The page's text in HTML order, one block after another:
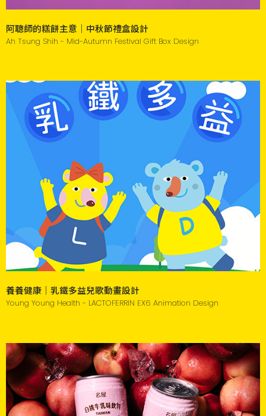
阿聰師的糕餅主意｜中秋節禮盒設計
Ah Tsung Shih - Mid-Autumn Festival Gift Box Design
養養健康｜乳鐵多益兒歌動畫設計
Young Young Health - LACTOFERRIN EX6 Animation Design